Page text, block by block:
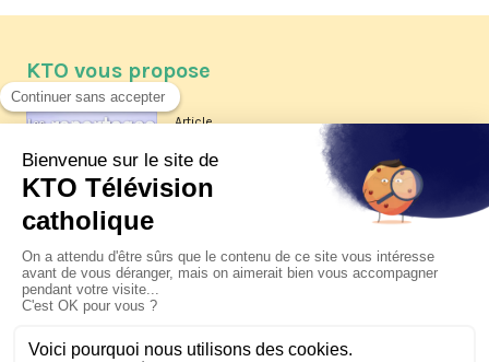
KTO vous propose
Article
Les reportages d'été 2026 de KTO
La visite pastorale du pape Léon
XIV à Assise à suivre sur KTO le
jeudi 6 août
Le pape en Uruguay, Argentine et